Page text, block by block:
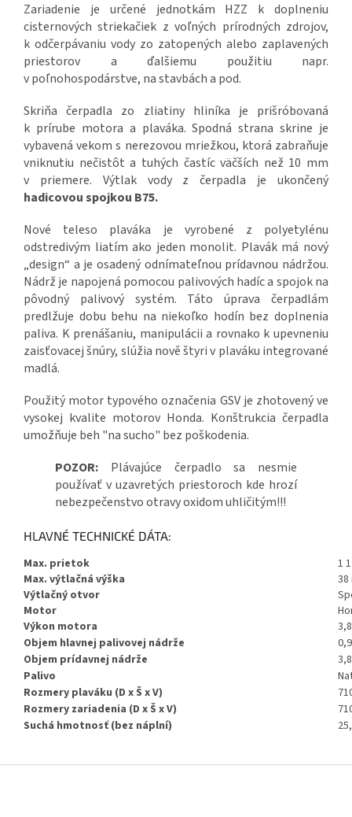
Zariadenie je určené jednotkám HZZ k doplneniu
cisternových striekačiek z voľných prírodných zdrojov,
k odčerpávaniu vody zo zatopených alebo zaplavených
priestorov a ďalšiemu použitiu napr.
v poľnohospodárstve, na stavbách a pod.
Skriňa čerpadla zo zliatiny hliníka je prišróbovaná
k prírube motora a plaváka. Spodná strana skrine je
vybavená vekom s nerezovou mriežkou, ktorá zabraňuje
vniknutiu nečistôt a tuhých častíc väčších než 10 mm
v priemere. Výtlak vody z čerpadla je ukončený
hadicovou spojkou B75.
Nové teleso plaváka je vyrobené z polyetylénu
odstredivým liatím ako jeden monolit. Plavák má nový
„design“ a je osadený odnímateľnou prídavnou nádržou.
Nádrž je napojená pomocou palivových hadíc a spojok na
pôvodný palivový systém. Táto úprava čerpadlám
predlžuje dobu behu na niekoľko hodín bez doplnenia
paliva. K prenášaniu, manipulácii a rovnako k upevneniu
zaisťovacej šnúry, slúžia nově štyri v plaváku integrované
madlá.
Použitý motor typového označenia GSV je zhotovený ve
vysokej kvalite motorov Honda. Konštrukcia čerpadla
umožňuje beh "na sucho" bez poškodenia.
POZOR: Plávajúce čerpadlo sa nesmie
používať v uzavretých priestoroch kde hrozí
nebezpečenstvo otravy oxidom uhličitým!!!
HLAVNÉ TECHNICKÉ DÁTA:
Max. prietok
1
Max. výtlačná výška
38
Výtlačný otvor
Motor
Výkon motora
Objem hlavnej palivovej nádrže
Objem prídavnej nádrže
Palivo
Rozmery plaváku (D x Š x V)
Rozmery zariadenia (D x Š x V)
Suchá hmotnosť (bez náplní)